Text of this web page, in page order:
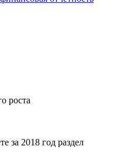
роста
за 2018 год раздел